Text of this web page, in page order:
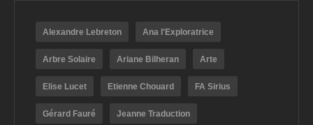
Alexandre Lebreton Ana l'Exploratrice
Arbre Solaire Ariane Bilheran Arte
Elise Lucet Etienne Chouard FA Sirius
Gérard Fauré Jeanne Traduction